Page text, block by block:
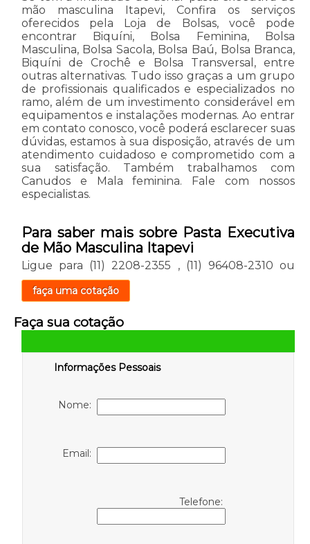
mão masculina Itapevi, Confira os serviços
oferecidos pela Loja de Bolsas, você pode
encontrar Biquíni, Bolsa Feminina, Bolsa
Masculina, Bolsa Sacola, Bolsa Baú, Bolsa Branca,
Biquíni de Crochê e Bolsa Transversal, entre
outras alternativas. Tudo isso graças a um grupo
de profissionais qualificados e especializados no
ramo, além de um investimento considerável em
equipamentos e instalações modernas. Ao entrar
em contato conosco, você poderá esclarecer suas
dúvidas, estamos à sua disposição, através de um
atendimento cuidadoso e comprometido com a
sua satisfação. Também trabalhamos com
Canudos e Mala feminina. Fale com nossos
especialistas.
Para saber mais sobre Pasta Executiva
de Mão Masculina Itapevi
Ligue para (11) 2208-2355 , (11) 96408-2310 ou
faça uma cotação
Faça sua cotação
Informações Pessoais
Nome:
Email:
Telefone: